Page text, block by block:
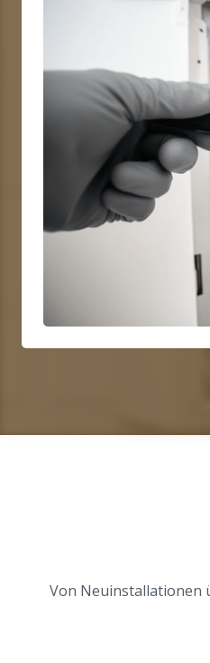
Von Neuinstallationen